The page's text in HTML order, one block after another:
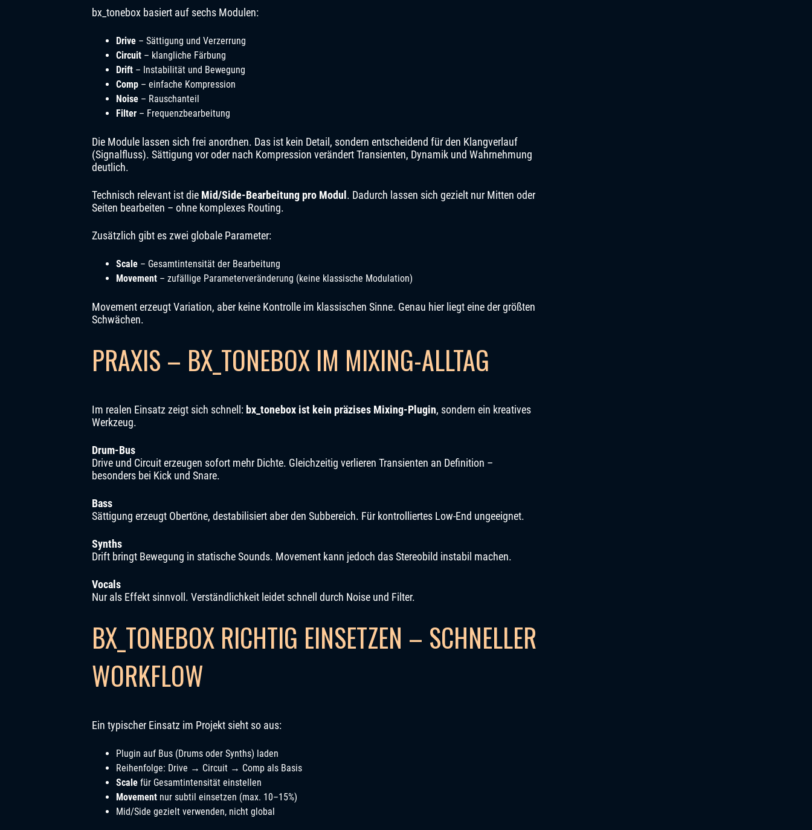
bx_tonebox basiert auf sechs Modulen:
Drive – Sättigung und Verzerrung
Circuit – klangliche Färbung
Drift – Instabilität und Bewegung
Comp – einfache Kompression
Noise – Rauschanteil
Filter – Frequenzbearbeitung
Die Module lassen sich frei anordnen. Das ist kein Detail, sondern entscheidend für den Klangverlauf
(Signalfluss). Sättigung vor oder nach Kompression verändert Transienten, Dynamik und Wahrnehmung
deutlich.
Technisch relevant ist die Mid/Side-Bearbeitung pro Modul . Dadurch lassen sich gezielt nur Mitten oder
Seiten bearbeiten – ohne komplexes Routing.
Zusätzlich gibt es zwei globale Parameter:
Scale – Gesamtintensität der Bearbeitung
Movement – zufällige Parameterveränderung (keine klassische Modulation)
Movement erzeugt Variation, aber keine Kontrolle im klassischen Sinne. Genau hier liegt eine der größten
Schwächen.
PRAXIS – BX_TONEBOX IM MIXING-ALLTAG
Im realen Einsatz zeigt sich schnell: bx_tonebox ist kein präzises Mixing-Plugin, sondern ein kreatives
Werkzeug.
Drum-Bus
Drive und Circuit erzeugen sofort mehr Dichte. Gleichzeitig verlieren Transienten an Definition –
besonders bei Kick und Snare.
Bass
Sättigung erzeugt Obertöne, destabilisiert aber den Subbereich. Für kontrolliertes Low-End ungeeignet.
Synths
Drift bringt Bewegung in statische Sounds. Movement kann jedoch das Stereobild instabil machen.
Vocals
Nur als Effekt sinnvoll. Verständlichkeit leidet schnell durch Noise und Filter.
BX_TONEBOX RICHTIG EINSETZEN – SCHNELLER
WORKFLOW
Ein typischer Einsatz im Projekt sieht so aus:
Plugin auf Bus (Drums oder Synths) laden
Reihenfolge: Drive → Circuit → Comp als Basis
Scale für Gesamtintensität einstellen
Movement nur subtil einsetzen (max. 10–15%)
Mid/Side gezielt verwenden, nicht global